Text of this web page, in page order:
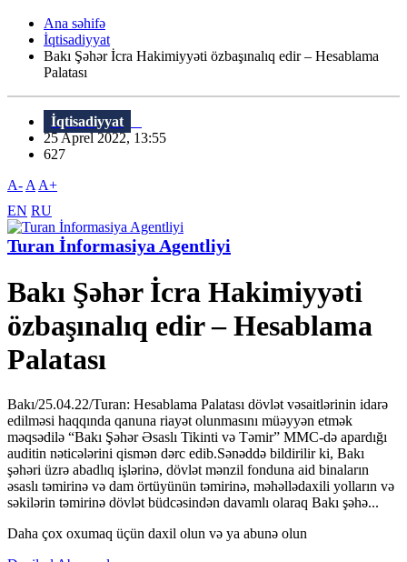
Ana səhifə
İqtisadiyyat
Bakı Şəhər İcra Hakimiyyəti özbaşınalıq edir – Hesablama
Palatası
İqtisadiyyat
25 Aprel 2022, 13:55
627
A- A A+
EN RU
Turan İnformasiya Agentliyi
Bakı Şəhər İcra Hakimiyyəti
özbaşınalıq edir – Hesablama
Palatası
Bakı/25.04.22/Turan: Hesablama Palatası dövlət vəsaitlərinin idarə
edilməsi haqqında qanuna riayət olunmasını müəyyən etmək
məqsədilə “Bakı Şəhər Əsaslı Tikinti və Təmir” MMC-də apardığı
auditin nəticələrini qismən dərc edib.Sənəddə bildirilir ki, Bakı
şəhəri üzrə abadlıq işlərinə, dövlət mənzil fonduna aid binaların
əsaslı təmirinə və dam örtüyünün təmirinə, məhəllədaxili yolların və
səkilərin təmirinə dövlət büdcəsindən davamlı olaraq Bakı şəhə...
Daha çox oxumaq üçün daxil olun və ya abunə olun